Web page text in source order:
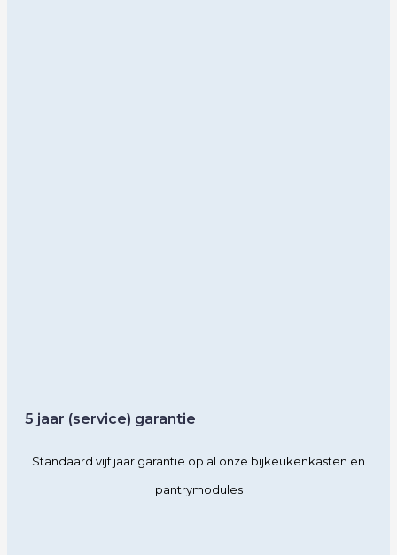
5 jaar (service) garantie
Standaard vijf jaar garantie op al onze bijkeukenkasten en
pantrymodules